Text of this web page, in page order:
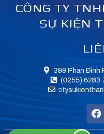
CÔNG TY
SỰ KIỆN
399 Phan Đình
(0255) 6283
F
a
c